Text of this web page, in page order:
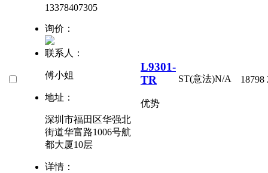
13378407305
询价：
联系人：
傅小姐
地址：
深圳市福田区华强北
街道华富路1006号航
都大厦10层
详情：
L9301-
TR
优势
ST(意法)N/A 18798